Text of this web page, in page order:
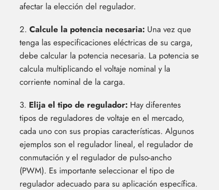
afectar la elección del regulador.
2. Calcule la potencia necesaria: Una vez que
tenga las especificaciones eléctricas de su carga,
debe calcular la potencia necesaria. La potencia se
calcula multiplicando el voltaje nominal y la
corriente nominal de la carga.
3. Elija el tipo de regulador: Hay diferentes
tipos de reguladores de voltaje en el mercado,
cada uno con sus propias características. Algunos
ejemplos son el regulador lineal, el regulador de
conmutación y el regulador de pulso-ancho
(PWM). Es importante seleccionar el tipo de
regulador adecuado para su aplicación específica.